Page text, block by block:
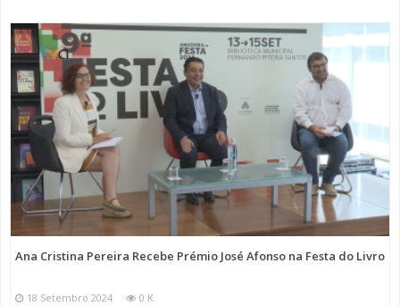
Ana Cristina Pereira Recebe Prémio José Afonso na Festa do Livro
18 Setembro 2024 0 K